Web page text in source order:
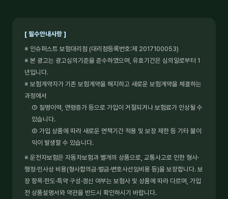
[ 필수안내사항 ]
※ 인슈퍼스트 보험대리점 (대리점등록번호:제 2017100053)
※ 본 광고는 광고심의기준을 준수하였으며, 유효기간은 심의일로부터 1
년입니다.
※ 보험계약자가 기존 보험계약을 해지하고 새로운 보험계약을 체결하는
과정에서
① 질병이력, 연령증가 등으로 가입이 거절되거나 보험료가 인상될 수
있습니다.
② 가입 상품에 따라 새로운 면책기간 적용 및 보장 제한 등 기타 불이
익이 발생할 수 있습니다.
※ 운전자보험은 자동차보험과 별개의 상품으로, 교통사고로 인한 형사·
행정·민사상 비용(형사합의금·벌금·변호사선임비용 등)을 보장합니다. 보
장 항목·한도·특약 구성·갱신 여부는 보험사 및 상품에 따라 다르며, 가입
전 상품설명서와 약관을 반드시 확인하시기 바랍니다.